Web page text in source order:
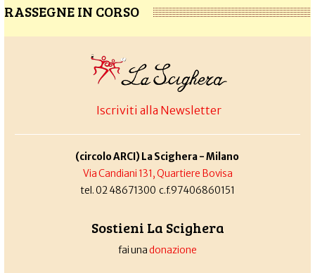
RASSEGNE IN CORSO
Iscriviti alla Newsletter
(circolo ARCI) La Scighera - Milano
Via Candiani 131, Quartiere Bovisa
tel. 02 48671300 c.f.97406860151
Sostieni La Scighera
fai unadonazione